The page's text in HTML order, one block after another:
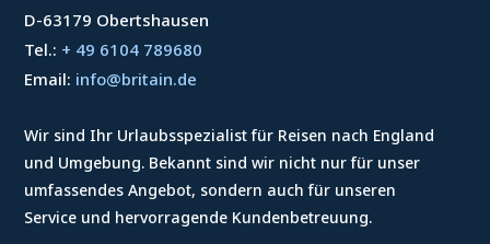
D-63179 Obertshausen
Tel.: + 49 6104 789680
Email: info@britain.de
Wir sind Ihr Urlaubsspezialist für Reisen nach England
und Umgebung. Bekannt sind wir nicht nur für unser
umfassendes Angebot, sondern auch für unseren
Service und hervorragende Kundenbetreuung.